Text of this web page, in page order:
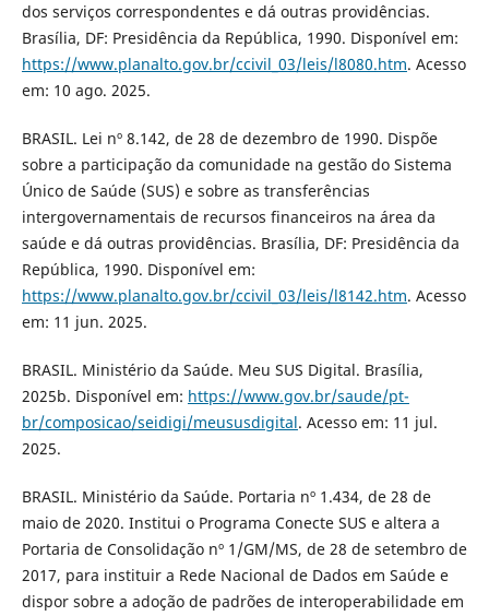
dos serviços correspondentes e dá outras providências.
Brasília, DF: Presidência da República, 1990. Disponível em:
https://www.planalto.gov.br/ccivil_03/leis/l8080.htm. Acesso
em: 10 ago. 2025.
BRASIL. Lei nº 8.142, de 28 de dezembro de 1990. Dispõe
sobre a participação da comunidade na gestão do Sistema
Único de Saúde (SUS) e sobre as transferências
intergovernamentais de recursos financeiros na área da
saúde e dá outras providências. Brasília, DF: Presidência da
República, 1990. Disponível em:
https://www.planalto.gov.br/ccivil_03/leis/l8142.htm. Acesso
em: 11 jun. 2025.
BRASIL. Ministério da Saúde. Meu SUS Digital. Brasília,
2025b. Disponível em: https://www.gov.br/saude/pt-
br/composicao/seidigi/meususdigital. Acesso em: 11 jul.
2025.
BRASIL. Ministério da Saúde. Portaria nº 1.434, de 28 de
maio de 2020. Institui o Programa Conecte SUS e altera a
Portaria de Consolidação nº 1/GM/MS, de 28 de setembro de
2017, para instituir a Rede Nacional de Dados em Saúde e
dispor sobre a adoção de padrões de interoperabilidade em